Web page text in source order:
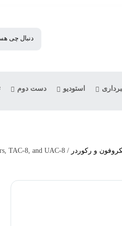
استودیو دست دوم
و رکوردر / Zoom AD-19 12 VAC Adapter for F4, F8, F8n, Select LiveTrak Mixers, TAC-8, and UAC-8